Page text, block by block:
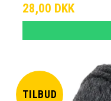
28,00 DKK
TILBUD